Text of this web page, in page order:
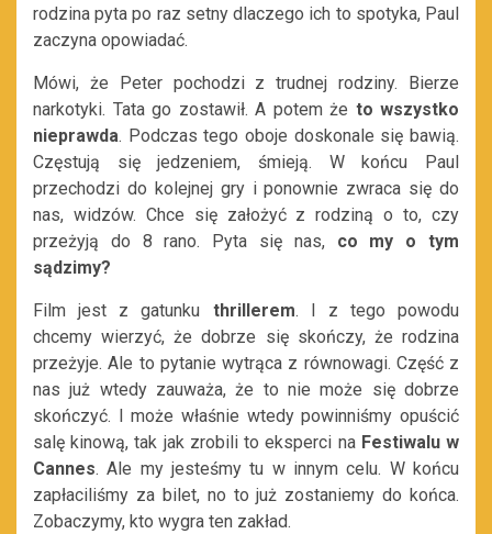
rodzina pyta po raz setny dlaczego ich to spotyka, Paul
zaczyna opowiadać.
Mówi, że Peter pochodzi z trudnej rodziny. Bierze
narkotyki. Tata go zostawił. A potem że to wszystko
nieprawda. Podczas tego oboje doskonale się bawią.
Częstują się jedzeniem, śmieją. W końcu Paul
przechodzi do kolejnej gry i ponownie zwraca się do
nas, widzów. Chce się założyć z rodziną o to, czy
przeżyją do 8 rano. Pyta się nas, co my o tym
sądzimy?
Film jest z gatunku thrillerem. I z tego powodu
chcemy wierzyć, że dobrze się skończy, że rodzina
przeżyje. Ale to pytanie wytrąca z równowagi. Część z
nas już wtedy zauważa, że to nie może się dobrze
skończyć. I może właśnie wtedy powinniśmy opuścić
salę kinową, tak jak zrobili to eksperci na Festiwalu w
Cannes. Ale my jesteśmy tu w innym celu. W końcu
zapłaciliśmy za bilet, no to już zostaniemy do końca.
Zobaczymy, kto wygra ten zakład.